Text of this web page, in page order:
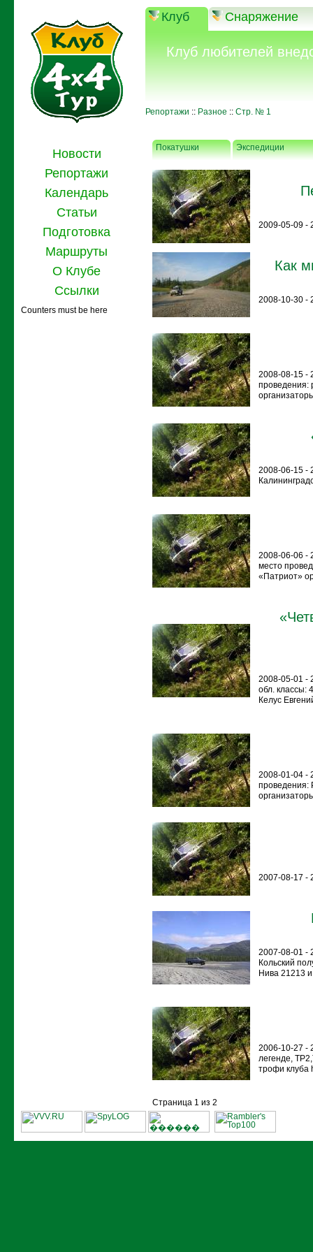
Клуб Снаряжение
Клуб любителей
Репортажи :: Разное :: Стр. № 1
Новости
Репортажи
Календарь
Статьи
Подготовка
Маршруты
О Клубе
Ссылки
Counters must be here
Покатушки Экспедиции
2009-05-09 -
Как
2008-10-30 -
2008-08-15 -
проведения:
2008-06-15 -
2008-06-06 -
место
«Патриот»
2008-05-01 -
обл. классы:
Келус
2008-01-04 -
проведения:
2007-08-17 -
2007-08-01 -
Кольский
Нива 21213
2006-10-27 -
легенде,
трофи клуба
Страница 1 из 2